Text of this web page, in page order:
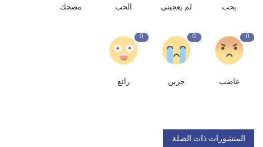
يحب لم يعجبنى الحب مضحك
0
غاضب
0
حزين
0
رائع
المنشورات ذات الصلة